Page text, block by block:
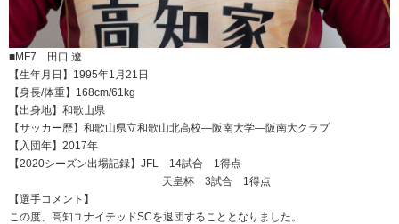
■MF7 田口 遼
【生年月日】1995年1月21日
【身長/体重】168cm/61kg
【出身地】和歌山県
【サッカー歴】和歌山県立和歌山北高校―阪南大学―阪南大クラブ
【入団年】2017年
【2020シーズン出場記録】JFL 14試合 1得点
天皇杯 3試合 1得点
【選手コメント】
この度、高知ユナイテッドSCを退団することとなりました。